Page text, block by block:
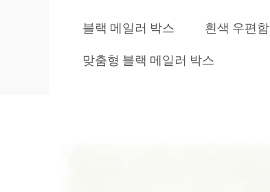
블랙 메일러 박스 흰색 우편함
맞춤형 블랙 메일러 박스